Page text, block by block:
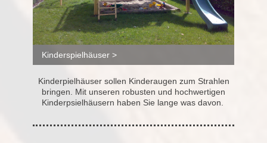
Kinderspielhäuser >
Kinderpielhäuser sollen Kinderaugen zum Strahlen
bringen. Mit unseren robusten und hochwertigen
Kinderpsielhäusern haben Sie lange was davon.